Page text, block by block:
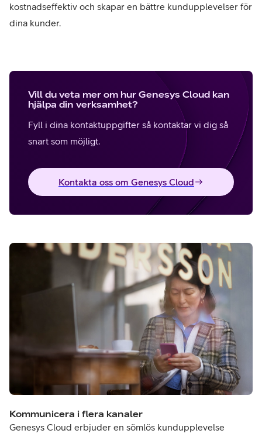
kostnadseffektiv och skapar en bättre kundupplevelser för
dina kunder.
Vill du veta mer om hur Genesys Cloud kan
hjälpa din verksamhet?
Fyll i dina kontaktuppgifter så kontaktar vi dig så
snart som möjligt.
Kontakta oss om Genesys Cloud
Kommunicera i flera kanaler
Genesys Cloud erbjuder en sömlös kundupplevelse